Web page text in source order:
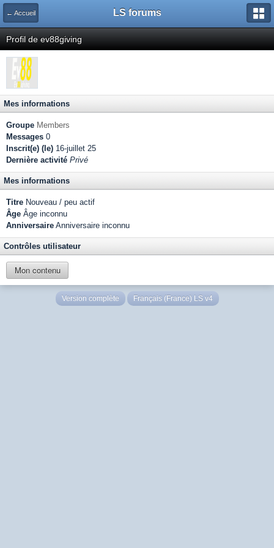
← Accueil LS forums
Profil de ev88giving
Mes informations
Groupe Members
Messages 0
Inscrit(e) (le) 16-juillet 25
Dernière activité Privé
Mes informations
Titre Nouveau / peu actif
Âge Âge inconnu
Anniversaire Anniversaire inconnu
Contrôles utilisateur
Mon contenu
Version complète Français (France) LS v4